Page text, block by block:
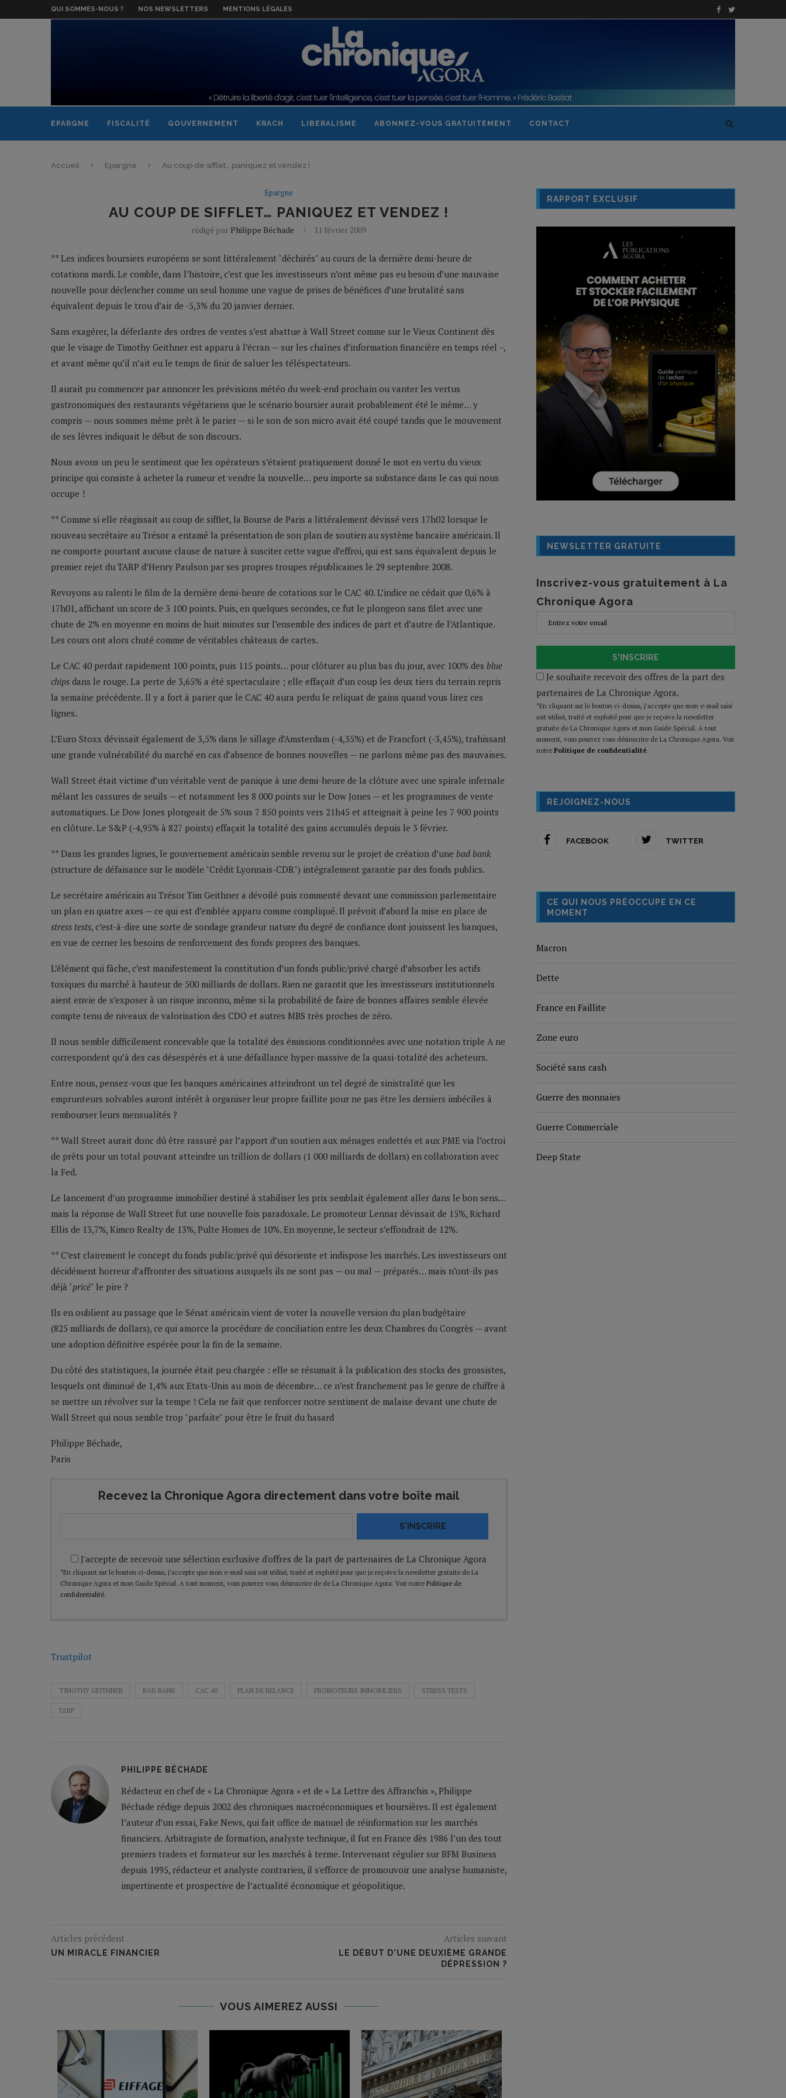
QUI SOMMES-NOUS ? NOS NEWSLETTERS MENTIONS LÉGALES
EPARGNE FISCALITÉ GOUVERNEMENT KRACH LIBERALISME ABONNEZ-VOUS GRATUITEMENT CONTACT
Accueil Epargne Au coup de sifflet… paniquez et vendez !
Epargne
AU COUP DE SIFFLET… PANIQUEZ ET VENDEZ !
rédigé par Philippe Béchade 11 février 2009
** Les indices boursiers européens se sont littéralement "déchirés" au cours de la dernière demi-heure de
cotations mardi. Le comble, dans l’histoire, c’est que les investisseurs n’ont même pas eu besoin d’une mauvaise
nouvelle pour déclencher comme un seul homme une vague de prises de bénéfices d’une brutalité sans
équivalent depuis le trou d’air de -5,3% du 20 janvier dernier.
Sans exagérer, la déferlante des ordres de ventes s’est abattue à Wall Street comme sur le Vieux Continent dès
que le visage de Timothy Geithner est apparu à l’écran — sur les chaînes d’information financière en temps réel –,
et avant même qu’il n’ait eu le temps de finir de saluer les téléspectateurs.
Il aurait pu commencer par annoncer les prévisions météo du week-end prochain ou vanter les vertus
gastronomiques des restaurants végétariens que le scénario boursier aurait probablement été le même… y
compris — nous sommes même prêt à le parier — si le son de son micro avait été coupé tandis que le mouvement
de ses lèvres indiquait le début de son discours.
Nous avons un peu le sentiment que les opérateurs s’étaient pratiquement donné le mot en vertu du vieux
principe qui consiste à acheter la rumeur et vendre la nouvelle… peu importe sa substance dans le cas qui nous
occupe !
** Comme si elle réagissait au coup de sifflet, la Bourse de Paris a littéralement dévissé vers 17h02 lorsque le
nouveau secrétaire au Trésor a entamé la présentation de son plan de soutien au système bancaire américain. Il
ne comporte pourtant aucune clause de nature à susciter cette vague d’effroi, qui est sans équivalent depuis le
premier rejet du TARP d’Henry Paulson par ses propres troupes républicaines le 29 septembre 2008.
Revoyons au ralenti le film de la dernière demi-heure de cotations sur le CAC 40. L’indice ne cédait que 0,6% à
17h01, affichant un score de 3 100 points. Puis, en quelques secondes, ce fut le plongeon sans filet avec une
chute de 2% en moyenne en moins de huit minutes sur l’ensemble des indices de part et d’autre de l’Atlantique.
Les cours ont alors chuté comme de véritables châteaux de cartes.
Le CAC 40 perdait rapidement 100 points, puis 115 points… pour clôturer au plus bas du jour, avec 100% des blue
chips dans le rouge. La perte de 3,65% a été spectaculaire ; elle effaçait d’un coup les deux tiers du terrain repris
la semaine précédente. Il y a fort à parier que le CAC 40 aura perdu le reliquat de gains quand vous lirez ces
lignes.
L’Euro Stoxx dévissait également de 3,5% dans le sillage d’Amsterdam (-4,35%) et de Francfort (-3,45%), trahissant
une grande vulnérabilité du marché en cas d’absence de bonnes nouvelles — ne parlons même pas des mauvaises.
Wall Street était victime d’un véritable vent de panique à une demi-heure de la clôture avec une spirale infernale
mêlant les cassures de seuils — et notamment les 8 000 points sur le Dow Jones — et les programmes de vente
automatiques. Le Dow Jones plongeait de 5% sous 7 850 points vers 21h45 et atteignait à peine les 7 900 points
en clôture. Le S&P (-4,95% à 827 points) effaçait la totalité des gains accumulés depuis le 3 février.
** Dans les grandes lignes, le gouvernement américain semble revenu sur le projet de création d’une bad bank
(structure de défaisance sur le modèle "Crédit Lyonnais-CDR") intégralement garantie par des fonds publics.
Le secrétaire américain au Trésor Tim Geithner a dévoilé puis commenté devant une commission parlementaire
un plan en quatre axes — ce qui est d’emblée apparu comme compliqué. Il prévoit d’abord la mise en place de
stress tests, c’est-à-dire une sorte de sondage grandeur nature du degré de confiance dont jouissent les banques,
en vue de cerner les besoins de renforcement des fonds propres des banques.
L’élément qui fâche, c’est manifestement la constitution d’un fonds public/privé chargé d’absorber les actifs
toxiques du marché à hauteur de 500 milliards de dollars. Rien ne garantit que les investisseurs institutionnels
aient envie de s’exposer à un risque inconnu, même si la probabilité de faire de bonnes affaires semble élevée
compte tenu de niveaux de valorisation des CDO et autres MBS très proches de zéro.
Il nous semble difficilement concevable que la totalité des émissions conditionnées avec une notation triple A ne
correspondent qu’à des cas désespérés et à une défaillance hyper-massive de la quasi-totalité des acheteurs.
Entre nous, pensez-vous que les banques américaines atteindront un tel degré de sinistralité que les
emprunteurs solvables auront intérêt à organiser leur propre faillite pour ne pas être les derniers imbéciles à
rembourser leurs mensualités ?
** Wall Street aurait donc dû être rassuré par l’apport d’un soutien aux ménages endettés et aux PME via l’octroi
de prêts pour un total pouvant atteindre un trillion de dollars (1 000 milliards de dollars) en collaboration avec
la Fed.
Le lancement d’un programme immobilier destiné à stabiliser les prix semblait également aller dans le bon sens…
mais la réponse de Wall Street fut une nouvelle fois paradoxale. Le promoteur Lennar dévissait de 15%, Richard
Ellis de 13,7%, Kimco Realty de 13%, Pulte Homes de 10%. En moyenne, le secteur s’effondrait de 12%.
** C’est clairement le concept du fonds public/privé qui désoriente et indispose les marchés. Les investisseurs ont
décidément horreur d’affronter des situations auxquels ils ne sont pas — ou mal — préparés… mais n’ont-ils pas
déjà "pricé" le pire ?
Ils en oublient au passage que le Sénat américain vient de voter la nouvelle version du plan budgétaire
(825 milliards de dollars), ce qui amorce la procédure de conciliation entre les deux Chambres du Congrès — avant
une adoption définitive espérée pour la fin de la semaine.
Du côté des statistiques, la journée était peu chargée : elle se résumait à la publication des stocks des grossistes,
lesquels ont diminué de 1,4% aux Etats-Unis au mois de décembre… ce n’est franchement pas le genre de chiffre à
se mettre un révolver sur la tempe ! Cela ne fait que renforcer notre sentiment de malaise devant une chute de
Wall Street qui nous semble trop "parfaite" pour être le fruit du hasard
Philippe Béchade,
Paris
Recevez la Chronique Agora directement dans votre boîte mail
S'INSCRIRE
J'accepte de recevoir une sélection exclusive d'offres de la part de partenaires de La Chronique Agora
*En cliquant sur le bouton ci-dessus, j’accepte que mon e-mail saisi soit utilisé, traité et exploité pour que je reçoive la newsletter gratuite de La
Chronique Agora et mon Guide Spécial. A tout moment, vous pourrez vous désinscrire de de La Chronique Agora. Voir notre Politique de
confidentialité.
Trustpilot
'TIMOTHY GEITHNER BAD BANK CAC 40 PLAN DE RELANCE PROMOTEURS IMMOBILIERS STRESS TESTS
TARP
PHILIPPE BÉCHADE
Rédacteur en chef de « La Chronique Agora » et de « La Lettre des Affranchis », Philippe
Béchade rédige depuis 2002 des chroniques macroéconomiques et boursières. Il est également
l’auteur d’un essai, Fake News, qui fait office de manuel de réinformation sur les marchés
financiers. Arbitragiste de formation, analyste technique, il fut en France dès 1986 l’un des tout
premiers traders et formateur sur les marchés à terme. Intervenant régulier sur BFM Business
depuis 1995, rédacteur et analyste contrarien, il s'efforce de promouvoir une analyse humaniste,
impertinente et prospective de l’actualité économique et géopolitique.
Articles précédent
UN MIRACLE FINANCIER
Articles suivant
LE DÉBUT D'UNE DEUXIÈME GRANDE
DÉPRESSION ?
VOUS AIMEREZ AUSSI
RAPPORT EXCLUSIF
NEWSLETTER GRATUITE
Inscrivez-vous gratuitement à La
Chronique Agora
S'INSCRIRE
Je souhaite recevoir des offres de la part des
partenaires de La Chronique Agora.
*En cliquant sur le bouton ci-dessus, j’accepte que mon e-mail saisi
soit utilisé, traité et exploité pour que je reçoive la newsletter
gratuite de La Chronique Agora et mon Guide Spécial. A tout
moment, vous pourrez vous désinscrire de La Chronique Agora. Voir
notre Politique de confidentialité.
REJOIGNEZ-NOUS
FACEBOOK TWITTER
CE QUI NOUS PRÉOCCUPE EN CE
MOMENT
Macron
Dette
France en Faillite
Zone euro
Société sans cash
Guerre des monnaies
Guerre Commerciale
Deep State